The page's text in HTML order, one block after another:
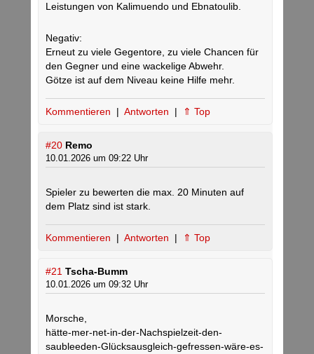
Leistungen von Kalimuendo und Ebnatoulib.
Negativ:
Erneut zu viele Gegentore, zu viele Chancen für
den Gegner und eine wackelige Abwehr.
Götze ist auf dem Niveau keine Hilfe mehr.
Kommentieren | Antworten | ⇑ Top
#20 Remo
10.01.2026 um 09:22 Uhr
Spieler zu bewerten die max. 20 Minuten auf
dem Platz sind ist stark.
Kommentieren | Antworten | ⇑ Top
#21 Tscha-Bumm
10.01.2026 um 09:32 Uhr
Morsche,
hätte-mer-net-in-der-Nachspielzeit-den-
saubleeden-Glücksausgleich-gefressen-wäre-es-